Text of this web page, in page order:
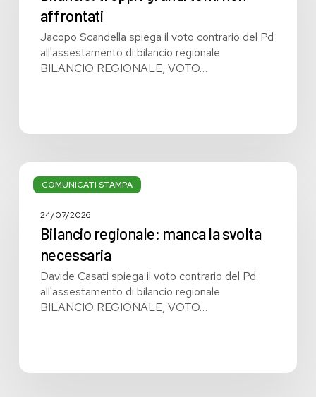
affrontati
affrontati
Jacopo Scandella spiega il voto contrario del Pd
all'assestamento di bilancio regionale
BILANCIO REGIONALE, VOTO…
COMUNICATI STAMPA
Bilancio
regionale:
svolta
24/07/2026
Bilancio regionale: manca la svolta
necessaria
Davide Casati spiega il voto contrario del Pd
all'assestamento di bilancio regionale
BILANCIO REGIONALE, VOTO…